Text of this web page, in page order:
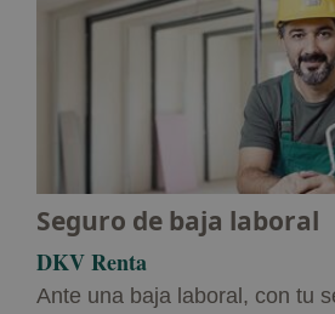
Seguro de baja laboral
DKV Renta
Ante una baja laboral, con tu